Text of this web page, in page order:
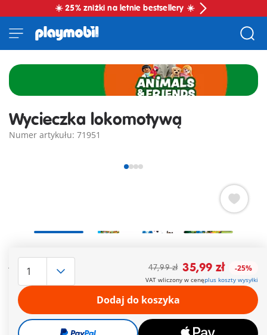
☀️ 25% zniżki na letnie bestsellery ☀️
Wycieczka lokomotywą
Numer artykułu: 71951
jest najważniejsza! Zabawna lokomotywa z kolorowymi
wagonikami, w których każde zwierzątko znalazło swoje
miejsce, wyrusza w podróż i przemierza cały nowy świat
Animals & Friends.
Więcej informacji
Darmowa dostawa
200 zł
47,99 zł 35,99 zł -25%
VAT wliczony w cenęplus koszty wysyłki
Dodaj do koszyka